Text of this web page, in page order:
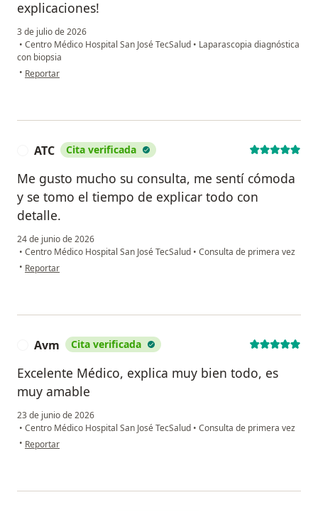
explicaciones!
3 de julio de 2026
• Centro Médico Hospital San José TecSalud • Laparascopia diagnóstica
con biopsia
• en opinión del usuario Karen Leyva
Reportar
ATC Cita verificada
Me gusto mucho su consulta, me sentí cómoda
y se tomo el tiempo de explicar todo con
detalle.
24 de junio de 2026
• Centro Médico Hospital San José TecSalud • Consulta de primera vez
• en opinión del usuario ATC
Reportar
Avm Cita verificada
Excelente Médico, explica muy bien todo, es
muy amable
23 de junio de 2026
• Centro Médico Hospital San José TecSalud • Consulta de primera vez
• en opinión del usuario Avm
Reportar